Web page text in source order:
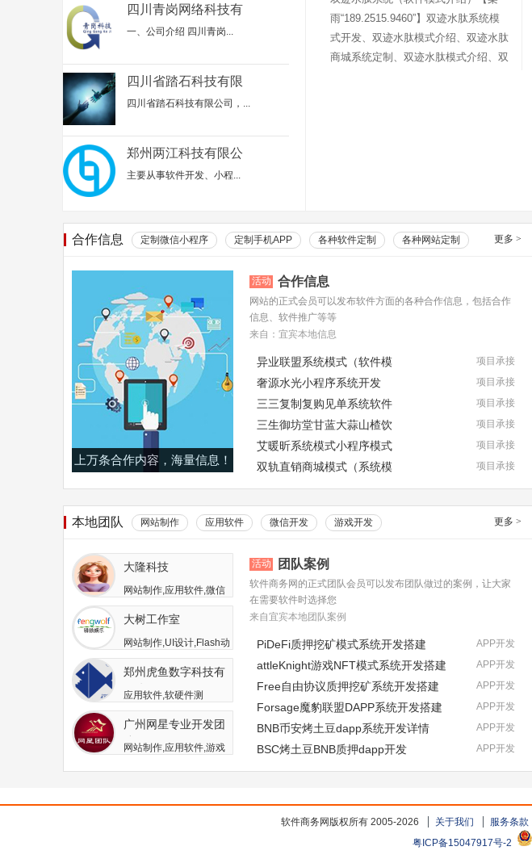
四川青岗网络科技有
一、公司介绍 四川青岗...
四川省踏石科技有限
四川省踏石科技有限公司，...
郑州两江科技有限公
主要从事‌软件开发、小程...
雨“189.2515.9460”】双迹水肽系统模
式开发、双迹水肽模式介绍、双迹水肽
商城系统定制、双迹水肽模式介绍、双
合作信息 定制微信小程序 定制手机APP 各种软件定制 各种网站定制 更多 >
上万条合作内容，海量信息！
活动 合作信息
网站的正式会员可以发布软件方面的各种合作信息，包括合作
信息、软件推广等等
来自：宜宾本地信息
异业联盟系统模式（软件模 项目承接
奢源水光小程序系统开发 项目承接
三三复制复购见单系统软件 项目承接
三生御坊堂甘蓝大蒜山楂饮 项目承接
艾暖昕系统模式小程序模式 项目承接
双轨直销商城模式（系统模 项目承接
本地团队 网站制作 应用软件 微信开发 游戏开发 更多 >
大隆科技
网站制作,应用软件,微信
开发,游戏开发,APP开发,
软件二次开发
大树工作室
网站制作,UI设计,Flash动
画,游戏开发,APP开发,广
告包装设计
郑州虎鱼数字科技有
限公司
应用软件,软硬件测
试,APP开发,人员外包,其
他开发与服务
广州网星专业开发团
队
网站制作,应用软件,游戏
活动 团队案例
软件商务网的正式团队会员可以发布团队做过的案例，让大家
在需要软件时选择您
来自宜宾本地团队案例
PiDeFi质押挖矿模式系统开发搭建 APP开发
attleKnight游戏NFT模式系统开发搭建 APP开发
Free自由协议质押挖矿系统开发搭建 APP开发
Forsage魔豹联盟DAPP系统开发搭建 APP开发
BNB币安烤土豆dapp系统开发详情 APP开发
BSC烤土豆BNB质押dapp开发 APP开发
软件商务网版权所有 2005-2026 关于我们 服务条款
粤ICP备15047917号-2